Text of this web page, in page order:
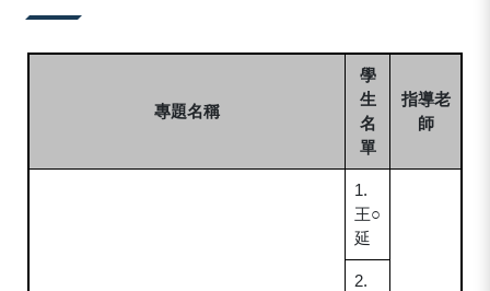
專題名稱
學
生
名
單
指導老
師
1.
王○
延
2.